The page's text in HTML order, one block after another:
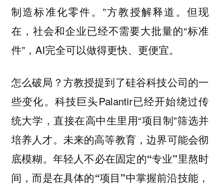
制造标准化零件。”方教授解释道。但现
在，社会和企业已经不需要大批量的“标准
件”，AI完全可以做得更快、更便宜。
怎么破局？方教授提到了硅谷科技公司的一
些变化。科技巨头Palantir已经开始绕过传
统大学，直接在高中生里用“项目制”筛选并
培养人才。未来的高等教育，边界可能会彻
底模糊。 年轻人不必在固定的“专业”里熬时
间，而是在具体的“项目”中掌握前沿技能，